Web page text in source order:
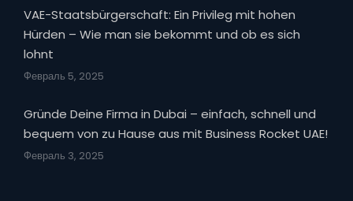
VAE-Staatsbürgerschaft: Ein Privileg mit hohen
Hürden – Wie man sie bekommt und ob es sich
lohnt
Февраль 5, 2025
Gründe Deine Firma in Dubai – einfach, schnell und
bequem von zu Hause aus mit Business Rocket UAE!
Февраль 3, 2025